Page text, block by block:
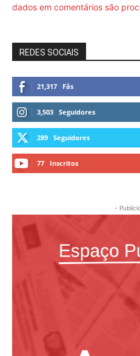
dados em comentários são
REDES SOCIAIS
21,317 Fãs
3,503 Seguidores
289 Seguidores
77 Inscritos
-